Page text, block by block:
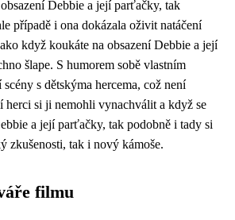
obsazení Debbie a její parťačky, tak
případě i ona dokázala oživit natáčení
když koukáte na obsazení Debbie a její
šlape. S humorem sobě vlastním
s dětskýma hercema, což není
herci si ji nemohli vynachválit a když se
a její parťačky, tak podobně i tady si
zkušenosti, tak i nový kámoše.
filmu